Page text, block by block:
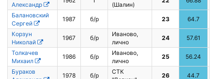
Александр
(Шалин)
Балановский
Сергей
1987 б/р 23 64.7
Корзун
Николай
1967 б/р
Иваново,
лично
24 57.61
Толкачев
Михаил
1986 б/р
Иваново,
лично
25 56.24
Бураков
1978 б/р
СТК
26 44.7